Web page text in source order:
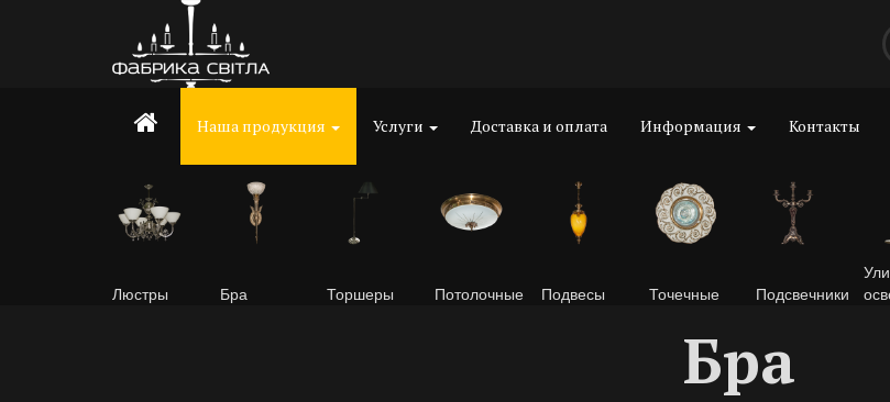
Наша продукция Услуги Доставка и оплата Информация Контакты
Люстры Бра Торшеры Потолочные Подвесы Точечные Подсвечники
Бра